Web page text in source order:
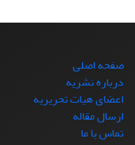
صفحه اصلی
درباره نشریه
اعضای هیات تحریریه
ارسال مقاله
تماس با ما